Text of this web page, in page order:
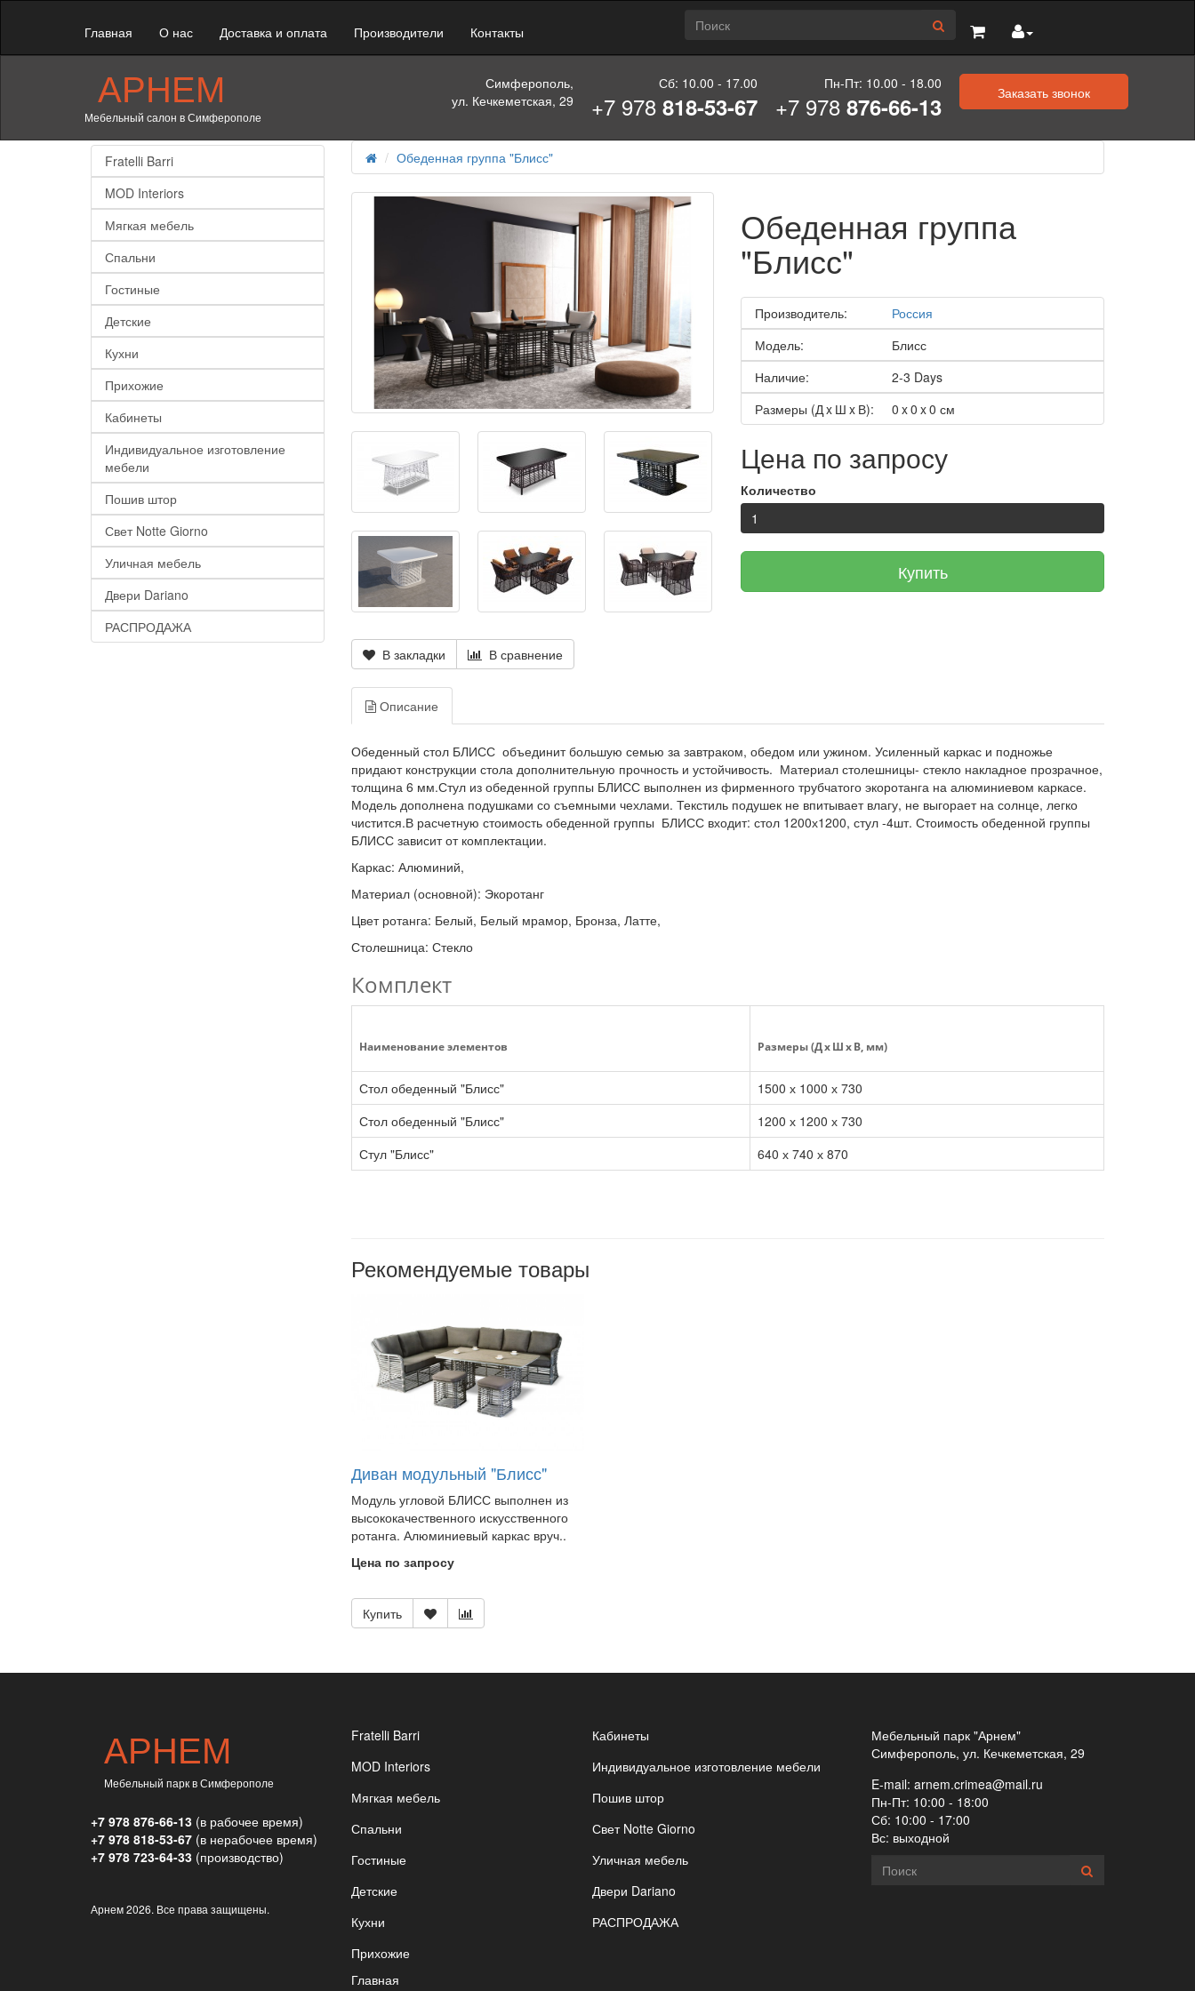
Главная О нас Доставка и оплата Производители Контакты
АРНЕМ
Мебельный салон в Симферополе
Симферополь,
ул. Кечкеметская, 29
Сб: 10.00 - 17.00
+7 978818-53-67
Пн-Пт: 10.00 - 18.00
+7 978876-66-13 Заказать звонок
Fratelli Barri
MOD Interiors
Мягкая мебель
Спальни
Гостиные
Детские
Кухни
Прихожие
Кабинеты
Индивидуальное изготовление
мебели
Пошив штор
Свет Notte Giorno
Уличная мебель
Двери Dariano
РАСПРОДАЖА
Обеденная группа "Блисс"
В закладки В сравнение
Обеденная группа
"Блисс"
Производитель:
Россия
Модель:
Блисс
Наличие:
2-3 Days
Размеры (Д x Ш x В):
0 x 0 x 0 см
Цена по запросу
Количество
Купить
Описание
Обеденный стол БЛИСС объединит большую семью за завтраком, обедом или ужином. Усиленный каркас и подножье
придают конструкции стола дополнительную прочность и устойчивость. Материал столешницы- стекло накладное прозрачное,
толщина 6 мм.Стул из обеденной группы БЛИСС выполнен из фирменного трубчатого экоротанга на алюминиевом каркасе.
Модель дополнена подушками со съемными чехлами. Текстиль подушек не впитывает влагу, не выгорает на солнце, легко
чистится.В расчетную стоимость обеденной группы БЛИСС входит: стол 1200х1200, стул -4шт. Стоимость обеденной группы
БЛИСС зависит от комплектации.
Каркас: Алюминий,
Материал (основной): Экоротанг
Цвет ротанга: Белый, Белый мрамор, Бронза, Латте,
Столешница: Стекло
Комплект
Наименование элементов Размеры (Д x Ш x В, мм)
Стол обеденный "Блисс"
1500 х 1000 х 730
Стол обеденный "Блисс"
1200 х 1200 х 730
Стул "Блисс"
640 х 740 х 870
Рекомендуемые товары
Диван модульный "Блисс"
Модуль угловой БЛИСС выполнен из
высококачественного искусственного
ротанга. Алюминиевый каркас вруч..
Цена по запросу
Купить
АРНЕМ
Мебельный парк в Симферополе
+7 978 876-66-13 (в рабочее время)
+7 978 818-53-67 (в нерабочее время)
+7 978 723-64-33 (производство)
Арнем2026. Все права защищены.
Fratelli Barri
MOD Interiors
Мягкая мебель
Спальни
Гостиные
Детские
Кухни
Прихожие
Кабинеты
Индивидуальное изготовление мебели
Пошив штор
Свет Notte Giorno
Уличная мебель
Двери Dariano
РАСПРОДАЖА
Главная
Мебельный парк "Арнем"
Симферополь, ул. Кечкеметская, 29
E-mail: arnem.crimea@mail.ru
Пн-Пт: 10:00 - 18:00
Сб: 10:00 - 17:00
Вс: выходной